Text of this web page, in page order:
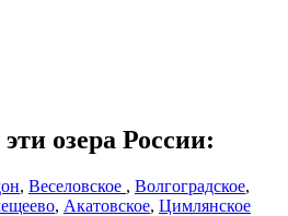
озера России:
, Веселовское , Волгоградское,
, Акатовское, Цимлянское